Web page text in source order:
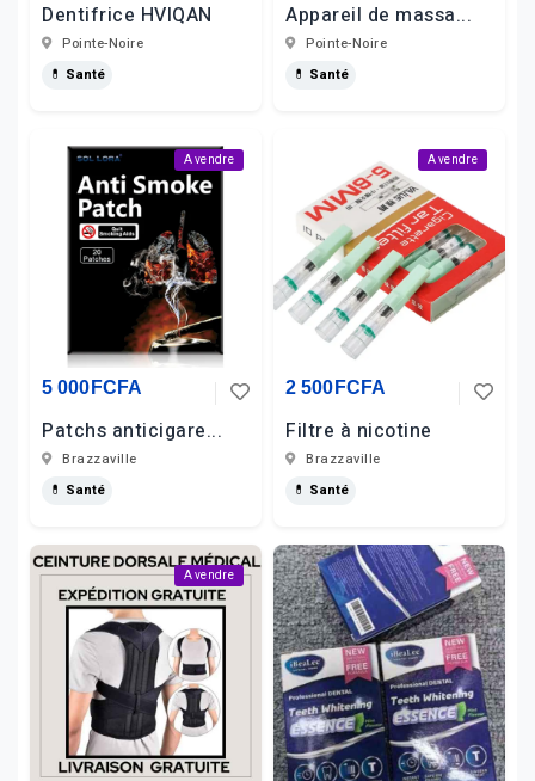
Dentifrice HVIQAN
Pointe-Noire
💊 Santé
Appareil de massa...
Pointe-Noire
💊 Santé
A vendre
5 000FCFA
Patchs anticigare...
Brazzaville
💊 Santé
A vendre
2 500FCFA
Filtre à nicotine
Brazzaville
💊 Santé
A vendre